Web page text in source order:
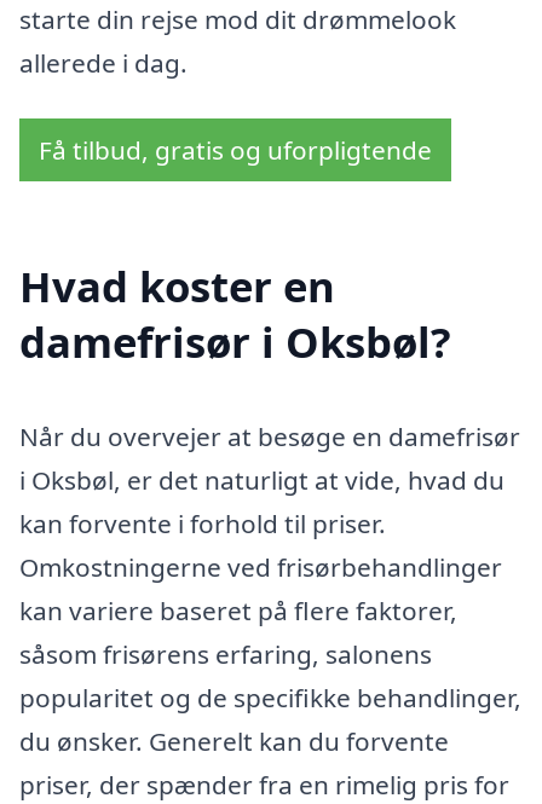
starte din rejse mod dit drømmelook
allerede i dag.
Få tilbud, gratis og uforpligtende
Hvad koster en
damefrisør i Oksbøl?
Når du overvejer at besøge en damefrisør
i Oksbøl, er det naturligt at vide, hvad du
kan forvente i forhold til priser.
Omkostningerne ved frisørbehandlinger
kan variere baseret på flere faktorer,
såsom frisørens erfaring, salonens
popularitet og de specifikke behandlinger,
du ønsker. Generelt kan du forvente
priser, der spænder fra en rimelig pris for